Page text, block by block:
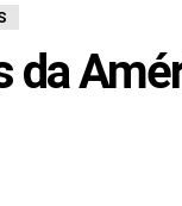
da